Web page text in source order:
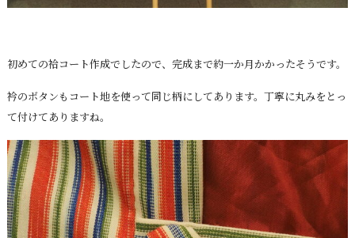
初めての袷コート作成でしたので、完成まで約一か月かかったそうです。
衿のボタンもコート地を使って同じ柄にしてあります。丁寧に丸みをとっ
て付けてありますね。